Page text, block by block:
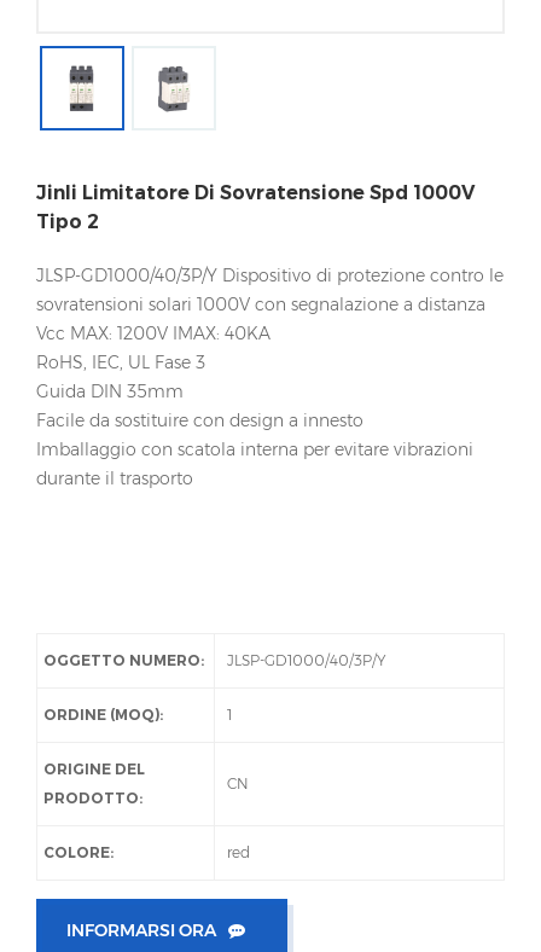
Jinli Limitatore Di Sovratensione Spd 1000V
Tipo 2
JLSP-GD1000/40/3P/Y Dispositivo di protezione contro le
sovratensioni solari 1000V con segnalazione a distanza
Vcc MAX: 1200V IMAX: 40KA
RoHS, IEC, UL Fase 3
Guida DIN 35mm
Facile da sostituire con design a innesto
Imballaggio con scatola interna per evitare vibrazioni
durante il trasporto
OGGETTO NUMERO: JLSP-GD1000/40/3P/Y
ORDINE (MOQ): 1
ORIGINE DEL
PRODOTTO:
CN
COLORE: red
INFORMARSI ORA